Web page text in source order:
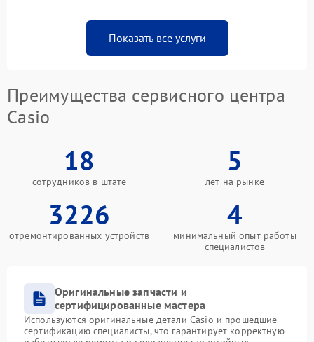
Показать все услуги
Преимущества сервисного центра
Casio
18
сотрудников в штате
5
лет на рынке
3226
отремонтированных устройств
4
минимальный опыт работы
специалистов
Оригинальные запчасти и
сертифицированные мастера
Используются оригинальные детали Casio и прошедшие
сертификацию специалисты, что гарантирует корректную